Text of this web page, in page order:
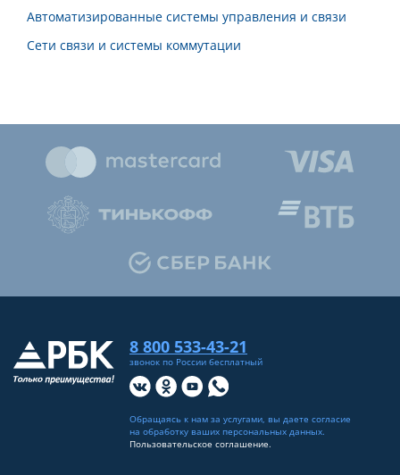
Автоматизированные системы управления и связи
Сети связи и системы коммутации
8 800 533-43-21
звонок по России бесплатный
Обращаясь к нам за услугами, вы даете согласие
на обработку ваших персональных данных.
Пользовательское соглашение.